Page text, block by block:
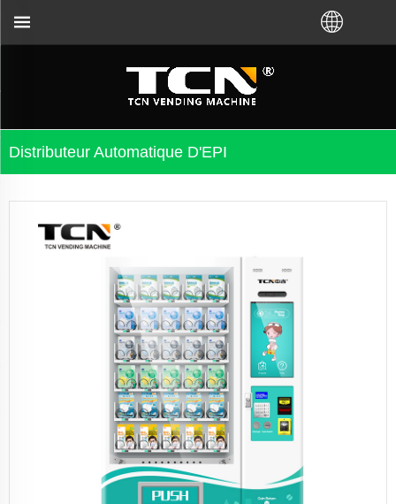
Distributeur Automatique D'EPI
acheté VM auprès de l'usine TCN ou du